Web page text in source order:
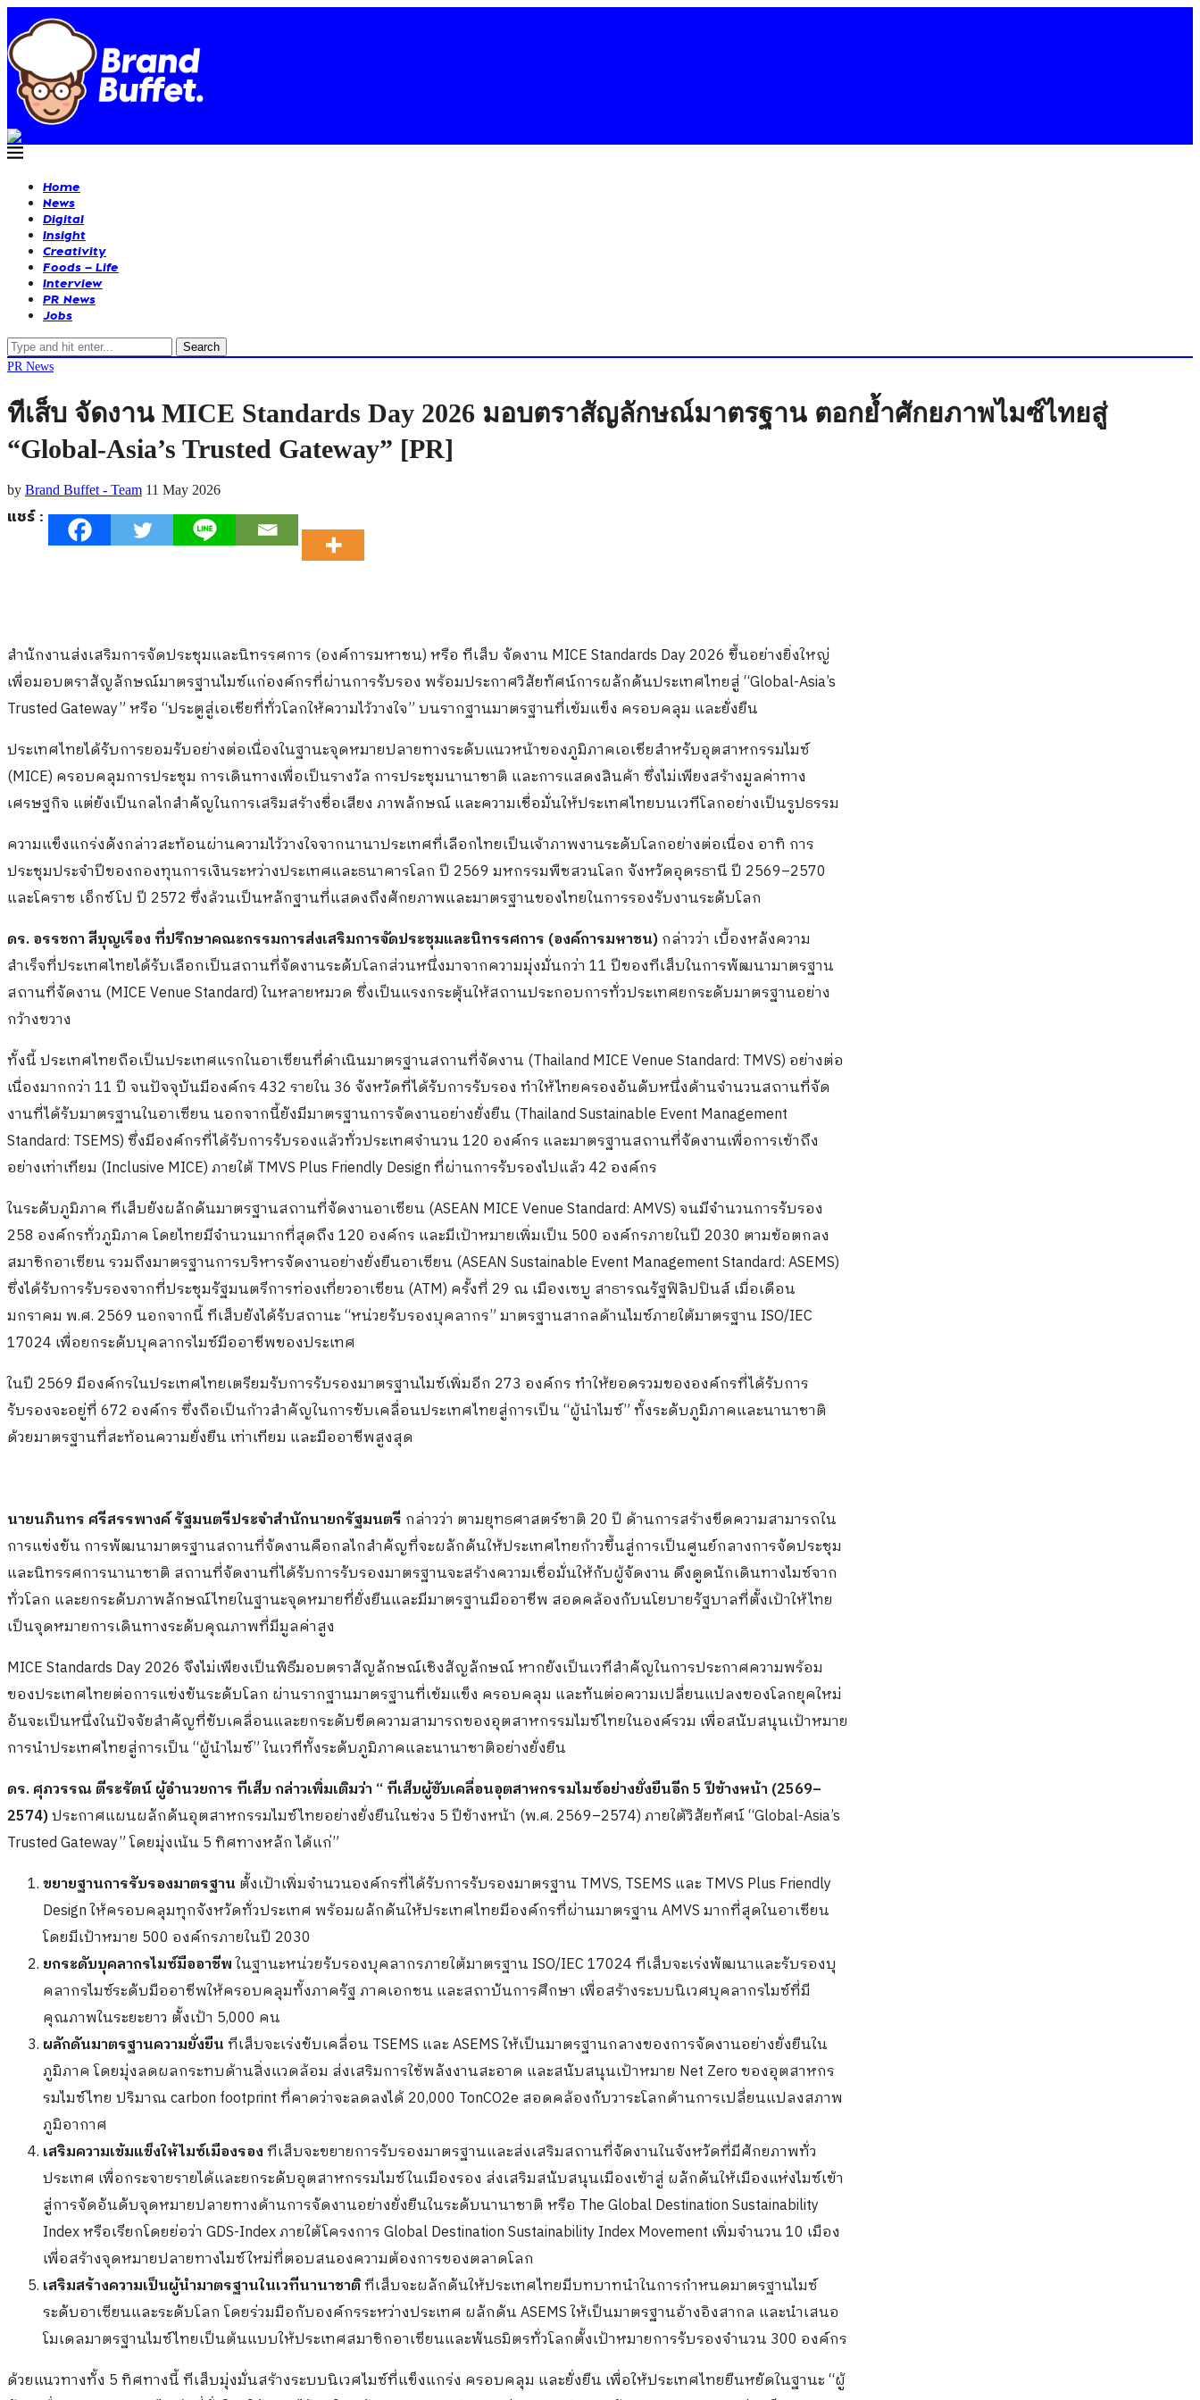
Home
News
Digital
Insight
Creativity
Foods – Life
Interview
PR News
Jobs
Search
PR News
ทีเส็บ จัดงาน MICE Standards Day 2026 มอบตราสัญลักษณ์มาตรฐาน ตอกย้ำศักยภาพไมซ์ไทยสู่
“Global-Asia’s Trusted Gateway” [PR]
by Brand Buffet - Team 11 May 2026
แชร์ :
สำนักงานส่งเสริมการจัดประชุมและนิทรรศการ (องค์การมหาชน) หรือ ทีเส็บ จัดงาน MICE Standards Day 2026 ขึ้นอย่างยิ่งใหญ่
เพื่อมอบตราสัญลักษณ์มาตรฐานไมซ์แก่องค์กรที่ผ่านการรับรอง พร้อมประกาศวิสัยทัศน์การผลักดันประเทศไทยสู่ “Global-Asia’s
Trusted Gateway” หรือ “ประตูสู่เอเชียที่ทั่วโลกให้ความไว้วางใจ” บนรากฐานมาตรฐานที่เข้มแข็ง ครอบคลุม และยั่งยืน
ประเทศไทยได้รับการยอมรับอย่างต่อเนื่องในฐานะจุดหมายปลายทางระดับแนวหน้าของภูมิภาคเอเชียสำหรับอุตสาหกรรมไมซ์
(MICE) ครอบคลุมการประชุม การเดินทางเพื่อเป็นรางวัล การประชุมนานาชาติ และการแสดงสินค้า ซึ่งไม่เพียงสร้างมูลค่าทาง
เศรษฐกิจ แต่ยังเป็นกลไกสำคัญในการเสริมสร้างชื่อเสียง ภาพลักษณ์ และความเชื่อมั่นให้ประเทศไทยบนเวทีโลกอย่างเป็นรูปธรรม
ความแข็งแกร่งดังกล่าวสะท้อนผ่านความไว้วางใจจากนานาประเทศที่เลือกไทยเป็นเจ้าภาพงานระดับโลกอย่างต่อเนื่อง อาทิ การ
ประชุมประจำปีของกองทุนการเงินระหว่างประเทศและธนาคารโลก ปี 2569 มหกรรมพืชสวนโลก จังหวัดอุดรธานี ปี 2569–2570
และโคราช เอ็กซ์โป ปี 2572 ซึ่งล้วนเป็นหลักฐานที่แสดงถึงศักยภาพและมาตรฐานของไทยในการรองรับงานระดับโลก
ดร. อรรชกา สีบุญเรือง ที่ปรึกษาคณะกรรมการส่งเสริมการจัดประชุมและนิทรรศการ (องค์การมหาชน)กล่าวว่า เบื้องหลังความ
สำเร็จที่ประเทศไทยได้รับเลือกเป็นสถานที่จัดงานระดับโลกส่วนหนึ่งมาจากความมุ่งมั่นกว่า 11 ปีของทีเส็บในการพัฒนามาตรฐาน
สถานที่จัดงาน (MICE Venue Standard) ในหลายหมวด ซึ่งเป็นแรงกระตุ้นให้สถานประกอบการทั่วประเทศยกระดับมาตรฐานอย่าง
กว้างขวาง
ทั้งนี้ ประเทศไทยถือเป็นประเทศแรกในอาเซียนที่ดำเนินมาตรฐานสถานที่จัดงาน (Thailand MICE Venue Standard: TMVS) อย่างต่อ
เนื่องมากกว่า 11 ปี จนปัจจุบันมีองค์กร 432 รายใน 36 จังหวัดที่ได้รับการรับรอง ทำให้ไทยครองอันดับหนึ่งด้านจำนวนสถานที่จัด
งานที่ได้รับมาตรฐานในอาเซียน นอกจากนี้ยังมีมาตรฐานการจัดงานอย่างยั่งยืน (Thailand Sustainable Event Management
Standard: TSEMS) ซึ่งมีองค์กรที่ได้รับการรับรองแล้วทั่วประเทศจำนวน 120 องค์กร และมาตรฐานสถานที่จัดงานเพื่อการเข้าถึง
อย่างเท่าเทียม (Inclusive MICE) ภายใต้ TMVS Plus Friendly Design ที่ผ่านการรับรองไปแล้ว 42 องค์กร
ในระดับภูมิภาค ทีเส็บยังผลักดันมาตรฐานสถานที่จัดงานอาเซียน (ASEAN MICE Venue Standard: AMVS) จนมีจำนวนการรับรอง
258 องค์กรทั่วภูมิภาค โดยไทยมีจำนวนมากที่สุดถึง 120 องค์กร และมีเป้าหมายเพิ่มเป็น 500 องค์กรภายในปี 2030 ตามข้อตกลง
สมาชิกอาเซียน รวมถึงมาตรฐานการบริหารจัดงานอย่างยั่งยืนอาเซียน (ASEAN Sustainable Event Management Standard: ASEMS)
ซึ่งได้รับการรับรองจากที่ประชุมรัฐมนตรีการท่องเที่ยวอาเซียน (ATM) ครั้งที่ 29 ณ เมืองเซบู สาธารณรัฐฟิลิปปินส์ เมื่อเดือน
มกราคม พ.ศ. 2569 นอกจากนี้ ทีเส็บยังได้รับสถานะ “หน่วยรับรองบุคลากร” มาตรฐานสากลด้านไมซ์ภายใต้มาตรฐาน ISO/IEC
17024 เพื่อยกระดับบุคลากรไมซ์มืออาชีพของประเทศ
ในปี 2569 มีองค์กรในประเทศไทยเตรียมรับการรับรองมาตรฐานไมซ์เพิ่มอีก 273 องค์กร ทำให้ยอดรวมขององค์กรที่ได้รับการ
รับรองจะอยู่ที่ 672 องค์กร ซึ่งถือเป็นก้าวสำคัญในการขับเคลื่อนประเทศไทยสู่การเป็น “ผู้นำไมซ์” ทั้งระดับภูมิภาคและนานาชาติ
ด้วยมาตรฐานที่สะท้อนความยั่งยืน เท่าเทียม และมืออาชีพสูงสุด
นายนภินทร ศรีสรรพางค์ รัฐมนตรีประจำสำนักนายกรัฐมนตรี กล่าวว่า ตามยุทธศาสตร์ชาติ 20 ปี ด้านการสร้างขีดความสามารถใน
การแข่งขัน การพัฒนามาตรฐานสถานที่จัดงานคือกลไกสำคัญที่จะผลักดันให้ประเทศไทยก้าวขึ้นสู่การเป็นศูนย์กลางการจัดประชุม
และนิทรรศการนานาชาติ สถานที่จัดงานที่ได้รับการรับรองมาตรฐานจะสร้างความเชื่อมั่นให้กับผู้จัดงาน ดึงดูดนักเดินทางไมซ์จาก
ทั่วโลก และยกระดับภาพลักษณ์ไทยในฐานะจุดหมายที่ยั่งยืนและมีมาตรฐานมืออาชีพ สอดคล้องกับนโยบายรัฐบาลที่ตั้งเป้าให้ไทย
เป็นจุดหมายการเดินทางระดับคุณภาพที่มีมูลค่าสูง
MICE Standards Day 2026 จึงไม่เพียงเป็นพิธีมอบตราสัญลักษณ์เชิงสัญลักษณ์ หากยังเป็นเวทีสำคัญในการประกาศความพร้อม
ของประเทศไทยต่อการแข่งขันระดับโลก ผ่านรากฐานมาตรฐานที่เข้มแข็ง ครอบคลุม และทันต่อความเปลี่ยนแปลงของโลกยุคใหม่
อันจะเป็นหนึ่งในปัจจัยสำคัญที่ขับเคลื่อนและยกระดับขีดความสามารถของอุตสาหกรรมไมซ์ไทยในองค์รวม เพื่อสนับสนุนเป้าหมาย
การนำประเทศไทยสู่การเป็น “ผู้นำไมซ์” ในเวทีทั้งระดับภูมิภาคและนานาชาติอย่างยั่งยืน
ดร. ศุภวรรณ ตีระรัตน์ ผู้อำนวยการ ทีเส็บ กล่าวเพิ่มเติมว่า “ ทีเส็บผู้ขับเคลื่อนอุตสาหกรรมไมซ์อย่างยั่งยืนอีก 5 ปีข้างหน้า (2569–
2574)ประกาศแผนผลักดันอุตสาหกรรมไมซ์ไทยอย่างยั่งยืนในช่วง 5 ปีข้างหน้า (พ.ศ. 2569–2574) ภายใต้วิสัยทัศน์ “Global-Asia’s
Trusted Gateway” โดยมุ่งเน้น 5 ทิศทางหลัก ได้แก่”
ขยายฐานการรับรองมาตรฐาน ตั้งเป้าเพิ่มจำนวนองค์กรที่ได้รับการรับรองมาตรฐาน TMVS, TSEMS และ TMVS Plus Friendly
Design ให้ครอบคลุมทุกจังหวัดทั่วประเทศ พร้อมผลักดันให้ประเทศไทยมีองค์กรที่ผ่านมาตรฐาน AMVS มากที่สุดในอาเซียน
โดยมีเป้าหมาย 500 องค์กรภายในปี 2030
ยกระดับบุคลากรไมซ์มืออาชีพในฐานะหน่วยรับรองบุคลากรภายใต้มาตรฐาน ISO/IEC 17024 ทีเส็บจะเร่งพัฒนาและรับรองบุ
คลากรไมซ์ระดับมืออาชีพให้ครอบคลุมทั้งภาครัฐ ภาคเอกชน และสถาบันการศึกษา เพื่อสร้างระบบนิเวศบุคลากรไมซ์ที่มี
คุณภาพในระยะยาว ตั้งเป้า 5,000 คน
ผลักดันมาตรฐานความยั่งยืนทีเส็บจะเร่งขับเคลื่อน TSEMS และ ASEMS ให้เป็นมาตรฐานกลางของการจัดงานอย่างยั่งยืนใน
ภูมิภาค โดยมุ่งลดผลกระทบด้านสิ่งแวดล้อม ส่งเสริมการใช้พลังงานสะอาด และสนับสนุนเป้าหมาย Net Zero ของอุตสาหกร
รมไมซ์ไทย ปริมาณ carbon footprint ที่คาดว่าจะลดลงได้ 20,000 TonCO2e สอดคล้องกับวาระโลกด้านการเปลี่ยนแปลงสภาพ
ภูมิอากาศ
เสริมความเข้มแข็งให้ไมซ์เมืองรองทีเส็บจะขยายการรับรองมาตรฐานและส่งเสริมสถานที่จัดงานในจังหวัดที่มีศักยภาพทั่ว
ประเทศ เพื่อกระจายรายได้และยกระดับอุตสาหกรรมไมซ์ในเมืองรอง ส่งเสริมสนับสนุนเมืองเข้าสู่ ผลักดันให้เมืองแห่งไมซ์เข้า
สู่การจัดอันดับจุดหมายปลายทางด้านการจัดงานอย่างยั่งยืนในระดับนานาชาติ หรือ The Global Destination Sustainability
Index หรือเรียกโดยย่อว่า GDS-Index ภายใต้โครงการ Global Destination Sustainability Index Movement เพิ่มจำนวน 10 เมือง
เพี่อสร้างจุดหมายปลายทางไมซ์ใหม่ที่ตอบสนองความต้องการของตลาดโลก
เสริมสร้างความเป็นผู้นำมาตรฐานในเวทีนานาชาติทีเส็บจะผลักดันให้ประเทศไทยมีบทบาทนำในการกำหนดมาตรฐานไมซ์
ระดับอาเซียนและระดับโลก โดยร่วมมือกับองค์กรระหว่างประเทศ ผลักดัน ASEMS ให้เป็นมาตรฐานอ้างอิงสากล และนำเสนอ
โมเดลมาตรฐานไมซ์ไทยเป็นต้นแบบให้ประเทศสมาชิกอาเซียนและพันธมิตรทั่วโลกตั้งเป้าหมายการรับรองจำนวน 300 องค์กร
ด้วยแนวทางทั้ง 5 ทิศทางนี้ ทีเส็บมุ่งมั่นสร้างระบบนิเวศไมซ์ที่แข็งแกร่ง ครอบคลุม และยั่งยืน เพื่อให้ประเทศไทยยืนหยัดในฐานะ “ผู้